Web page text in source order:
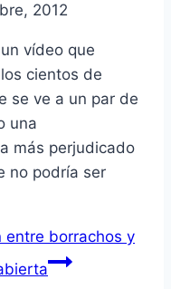
2012
ví­deo que
cientos de
se ve a un par de
una
más perjudicado
no podrí­a ser
entre borrachos y